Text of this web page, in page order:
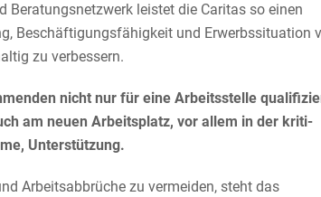
Beratungs­netz­werk leistet die Caritas so einen
Beschäf­ti­gungs­fä­hig­keit und Erwerbs­si­tua­tion
zu verbessern.
nicht nur für eine Arbeits­stelle
am neuen Arbeits­platz, vor allem in der kriti­
Unterstützung.
Arbeits­ab­brüche zu vermeiden, steht das